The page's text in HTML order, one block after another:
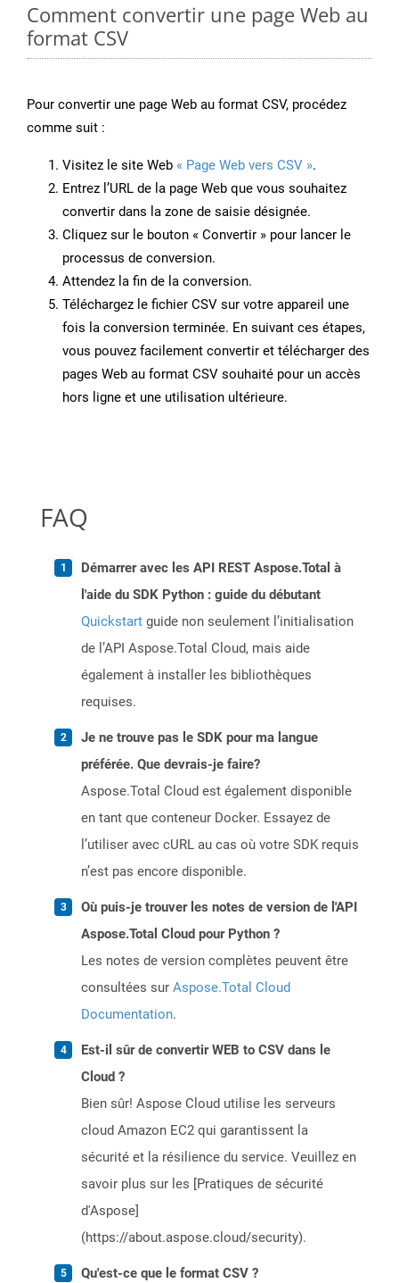
Comment convertir une page Web au
format CSV
Pour convertir une page Web au format CSV, procédez
comme suit :
Visitez le site Web « Page Web vers CSV ».
Entrez l’URL de la page Web que vous souhaitez
convertir dans la zone de saisie désignée.
Cliquez sur le bouton « Convertir » pour lancer le
processus de conversion.
Attendez la fin de la conversion.
Téléchargez le fichier CSV sur votre appareil une
fois la conversion terminée. En suivant ces étapes,
vous pouvez facilement convertir et télécharger des
pages Web au format CSV souhaité pour un accès
hors ligne et une utilisation ultérieure.
FAQ
Démarrer avec les API REST Aspose.Total à
l'aide du SDK Python : guide du débutant
Quickstart guide non seulement l’initialisation
de l’API Aspose.Total Cloud, mais aide
également à installer les bibliothèques
requises.
Je ne trouve pas le SDK pour ma langue
préférée. Que devrais-je faire?
Aspose.Total Cloud est également disponible
en tant que conteneur Docker. Essayez de
l’utiliser avec cURL au cas où votre SDK requis
n’est pas encore disponible.
Où puis-je trouver les notes de version de l'API
Aspose.Total Cloud pour Python ?
Les notes de version complètes peuvent être
consultées sur Aspose.Total Cloud
Documentation.
Est-il sûr de convertir WEB to CSV dans le
Cloud ?
Bien sûr! Aspose Cloud utilise les serveurs
cloud Amazon EC2 qui garantissent la
sécurité et la résilience du service. Veuillez en
savoir plus sur les [Pratiques de sécurité
d'Aspose]
(https://about.aspose.cloud/security).
Qu'est-ce que le format CSV ?